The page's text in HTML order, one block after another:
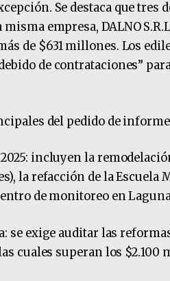
Se destaca que tres
empresa, DALNO
de $631 millones. Los
de contrataciones”
del pedido de
incluyen la
la refacción de la
de monitoreo en
se exige auditar las
cuales superan los